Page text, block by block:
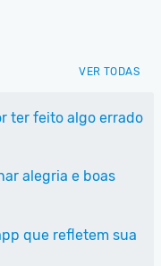
VER TODAS
ter feito algo errado
alegria e boas
que refletem sua